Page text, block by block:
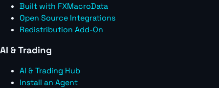
Built with FXMacroData
Open Source Integrations
Redistribution Add-On
AI & Trading
AI & Trading Hub
Install an Agent